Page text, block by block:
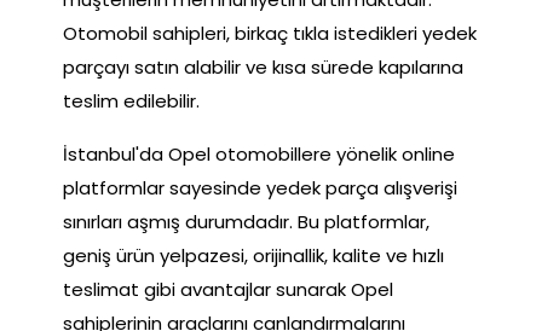
Otomobil sahipleri, birkaç tıkla istedikleri yedek
parçayı satın alabilir ve kısa sürede kapılarına
teslim edilebilir.
İstanbul'da Opel otomobillere yönelik online
platformlar sayesinde yedek parça alışverişi
sınırları aşmış durumdadır. Bu platformlar,
geniş ürün yelpazesi, orijinallik, kalite ve hızlı
teslimat gibi avantajlar sunarak Opel
sahiplerinin araçlarını canlandırmalarını